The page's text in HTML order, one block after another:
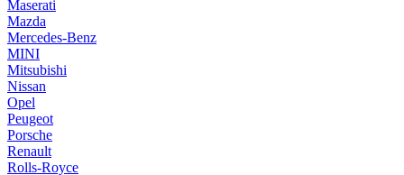
Maserati
Mazda
Mercedes-Benz
MINI
Mitsubishi
Nissan
Opel
Peugeot
Porsche
Renault
Rolls-Royce